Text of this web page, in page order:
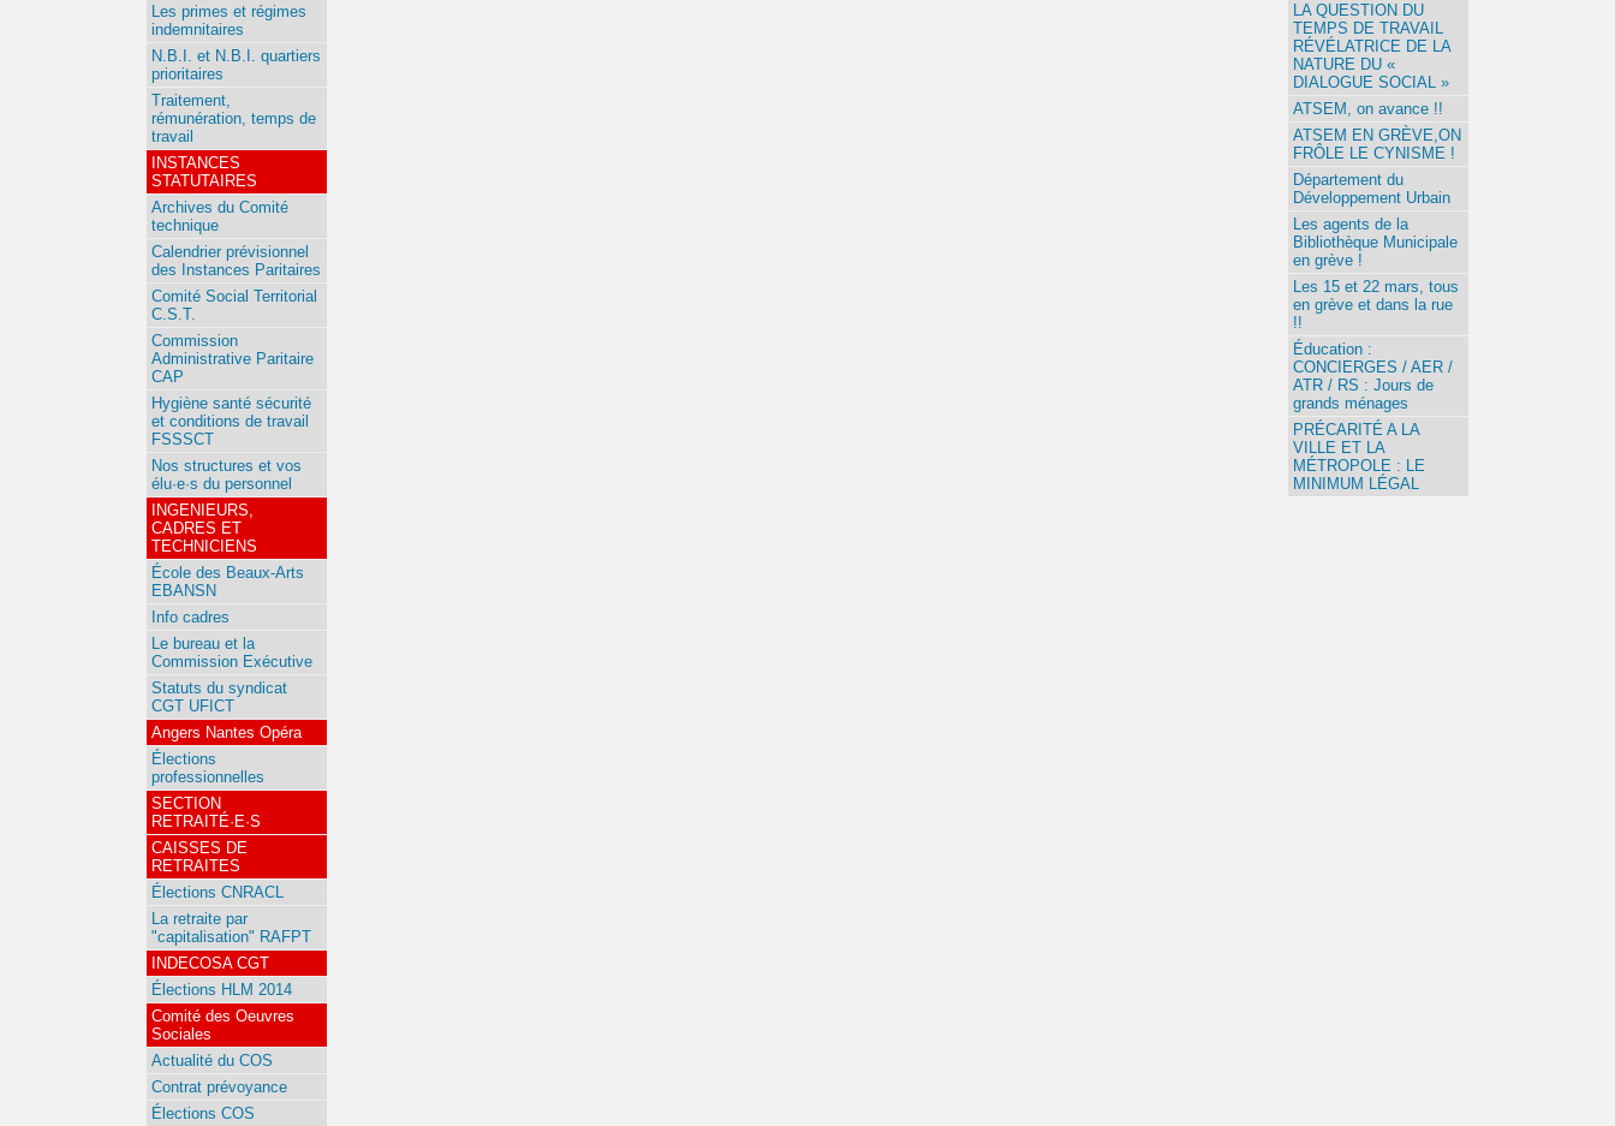
LA QUESTION DU
TEMPS DE TRAVAIL
RÉVÉLATRICE DE LA
NATURE DU «
DIALOGUE SOCIAL »
ATSEM, on avance !!
ATSEM EN GRÈVE,ON
FRÔLE LE CYNISME !
Département du
Développement Urbain
Les agents de la
Bibliothèque Municipale
en grève !
Les 15 et 22 mars, tous
en grève et dans la rue
!!
Éducation :
CONCIERGES / AER /
ATR / RS : Jours de
grands ménages
PRÉCARITÉ A LA
VILLE ET LA
MÉTROPOLE : LE
MINIMUM LÉGAL
Les primes et régimes
indemnitaires
N.B.I. et N.B.I. quartiers
prioritaires
Traitement,
rémunération, temps de
travail
INSTANCES
STATUTAIRES
Archives du Comité
technique
Calendrier prévisionnel
des Instances Paritaires
Comité Social Territorial
C.S.T.
Commission
Administrative Paritaire
CAP
Hygiène santé sécurité
et conditions de travail
FSSSCT
Nos structures et vos
élu·e·s du personnel
INGENIEURS,
CADRES ET
TECHNICIENS
École des Beaux-Arts
EBANSN
Info cadres
Le bureau et la
Commission Exécutive
Statuts du syndicat
CGT UFICT
Angers Nantes Opéra
Élections
professionnelles
SECTION
RETRAITÉ·E·S
CAISSES DE
RETRAITES
Élections CNRACL
La retraite par
"capitalisation" RAFPT
INDECOSA CGT
Élections HLM 2014
Comité des Oeuvres
Sociales
Actualité du COS
Contrat prévoyance
Élections COS